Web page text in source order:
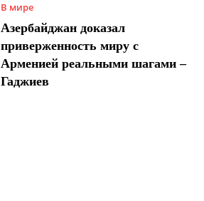
В мире
Азербайджан доказал
приверженность миру с
Арменией реальными шагами –
Гаджиев